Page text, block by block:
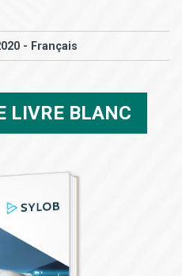
- Français
LIVRE BLANC